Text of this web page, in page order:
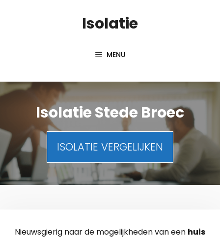
Isolatie
MENU
Isolatie Stede Broec
ISOLATIE VERGELIJKEN
Nieuwsgierig naar de mogelijkheden van een huis